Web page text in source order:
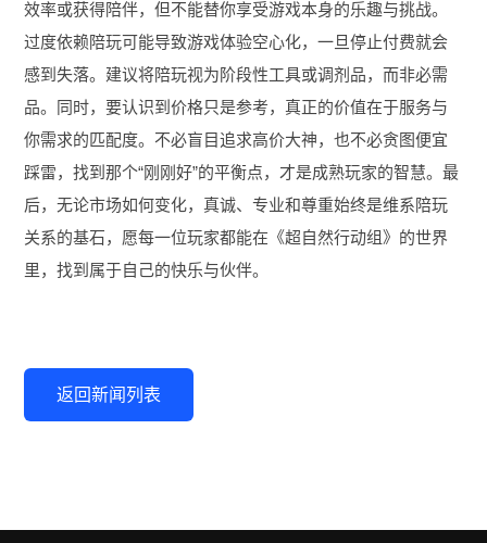
效率或获得陪伴，但不能替你享受游戏本身的乐趣与挑战。
过度依赖陪玩可能导致游戏体验空心化，一旦停止付费就会
感到失落。建议将陪玩视为阶段性工具或调剂品，而非必需
品。同时，要认识到价格只是参考，真正的价值在于服务与
你需求的匹配度。不必盲目追求高价大神，也不必贪图便宜
踩雷，找到那个“刚刚好”的平衡点，才是成熟玩家的智慧。最
后，无论市场如何变化，真诚、专业和尊重始终是维系陪玩
关系的基石，愿每一位玩家都能在《超自然行动组》的世界
里，找到属于自己的快乐与伙伴。
返回新闻列表